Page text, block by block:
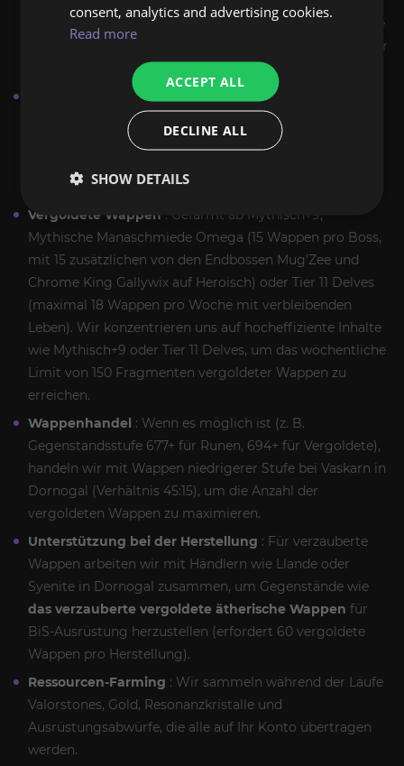
Gewölbe der Stufen 1–5. Wir bevorzugen effiziente Wege
wie wöchentliche Weltereignisse oder Gewölbe niedriger
Stufen für eine schnelle Ansammlung.
: Gefarmt durch mythische +2 bis +8
Schlüsselsteine, heroische Manaschmiede Omega oder
Gewölbe der Stufen 6–7. Wir optimieren Läufe auf
der Fäden“oder„Ara-Kara“
Vergoldete Wappen : Gefarmt ab Mythisch+9,
Mythische Manaschmiede Omega (15 Wappen pro Boss,
mit 15 zusätzlichen von den Endbossen Mug'Zee und
Chrome King Gallywix auf Heroisch) oder Tier 11 Delves
(maximal 18 Wappen pro Woche mit verbleibenden
Leben). Wir konzentrieren uns auf hocheffiziente Inhalte
wie Mythisch+9 oder Tier 11 Delves, um das wöchentliche
Limit von 150 Fragmenten vergoldeter Wappen zu
erreichen.
Wappenhandel : Wenn es möglich ist (z. B.
Gegenstandsstufe 677+ für Runen, 694+ für Vergoldete),
handeln wir mit Wappen niedrigerer Stufe bei Vaskarn in
Dornogal (Verhältnis 45:15), um die Anzahl der
vergoldeten Wappen zu maximieren.
Unterstützung bei der Herstellung : Für verzauberte
Wappen arbeiten wir mit Händlern wie Llande oder
Syenite in Dornogal zusammen, um Gegenstände wie
das verzauberte vergoldete ätherische Wappen für
BiS-Ausrüstung herzustellen (erfordert 60 vergoldete
Wappen pro Herstellung).
Ressourcen-Farming : Wir sammeln während der Läufe
Valorstones, Gold, Resonanzkristalle und
Ausrüstungsabwürfe, die alle auf Ihr Konto übertragen
werden.
consent, analytics and advertising cookies.
Read more
ACCEPT ALL
DECLINE ALL
SHOW DETAILS